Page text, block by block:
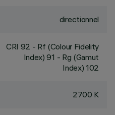
directionnel
CRI 92 - Rf (Colour Fidelity
Index) 91 - Rg (Gamut
Index) 102
2700 K